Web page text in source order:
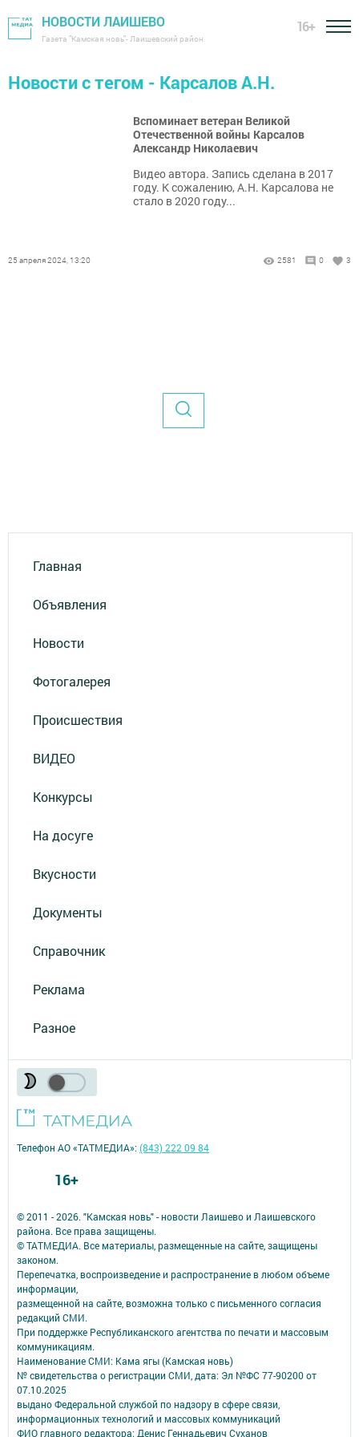
НОВОСТИ ЛАИШЕВО
Газета "Камская новь"- Лаишевский район
16+
Новости с тегом - Карсалов А.Н.
Вспоминает ветеран Великой
Отечественной войны Карсалов
Александр Николаевич
Видео автора. Запись сделана в 2017
году. К сожалению, А.Н. Карсалова не
стало в 2020 году...
25 апреля 2024, 13:20 2581 0 3
Главная
Объявления
Новости
Фотогалерея
Происшествия
ВИДЕО
Конкурсы
На досуге
Вкусности
Документы
Справочник
Реклама
Разное
© 2011 - 2026. "Камская новь" - новости Лаишево и Лаишевского
района. Все права защищены.
© ТАТМЕДИА. Все материалы, размещенные на сайте, защищены
законом.
Перепечатка, воспроизведение и распространение в любом объеме
информации,
размещенной на сайте, возможна только с письменного согласия
редакций СМИ.
При поддержке Республиканского агентства по печати и массовым
коммуникациям.
Наименование СМИ: Кама ягы (Камская новь)
№ свидетельства о регистрации СМИ, дата: Эл №ФC 77-90200 от
07.10.2025
выдано Федеральной службой по надзору в сфере связи,
информационных технологий и массовых коммуникаций
ФИО главного редактора: Денис Геннадьевич Суханов
Телефон АО «ТАТМЕДИА»:(843) 222 09 84
16+